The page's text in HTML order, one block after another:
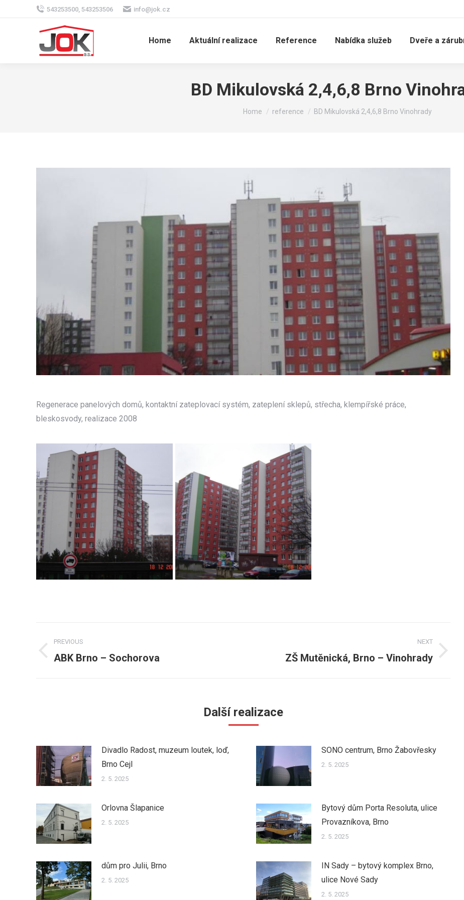
543253500, 543253506 info@jok.cz
Home Aktuální realizace Reference Nabídka služeb Dveře a
BD Mikulovská 2,4,6,8 Brno
You are here:
Home reference BD Mikulovská 2,4,6,8 Brno Vinohrady
Regenerace panelových domů, kontaktní zateplovací systém, zateplení sklepů, střecha, klempířské práce,
bleskosvody, realizace 2008
navigation
PREVIOUS
Previous
ABK Brno – Sochorova
NEXT
ZŠ Mutěnická, Brno – Vinohrady
Další realizace
Divadlo Radost, muzeum loutek, loď,
Brno Cejl
2. 5. 2025
SONO centrum, Brno Žabovřesky
2. 5. 2025
Orlovna Šlapanice
2. 5. 2025
Bytový dům Porta Resoluta, ulice
Provazníkova, Brno
2. 5. 2025
dům pro Julii, Brno
2. 5. 2025
IN Sady – bytový komplex Brno,
ulice Nové Sady
2. 5. 2025